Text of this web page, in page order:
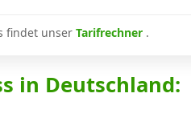
findet unser Tarifrechner .
in Deutschland: